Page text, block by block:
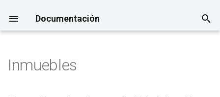
Documentación
I
Checklist de implantación en
Cómo presentar Onzane a una
Cuenta, equipo y permisos
1. La idea general
Contabilidad
Control de acceso y
Inmuebles